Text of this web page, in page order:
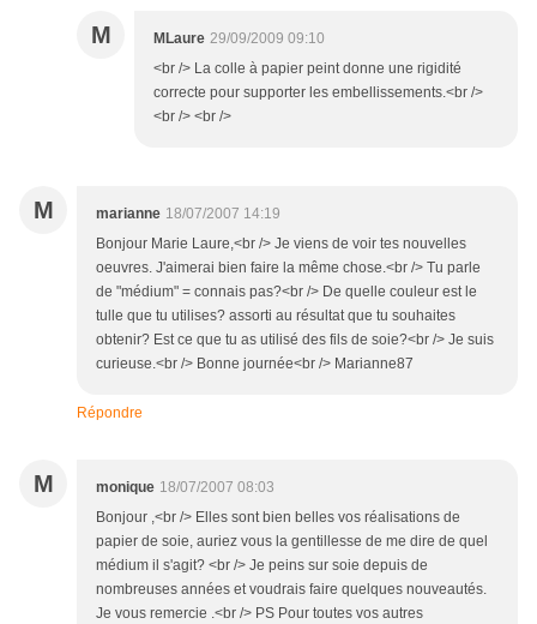
M MLaure 29/09/2009 09:10
<br /> La colle à papier peint donne une rigidité
correcte pour supporter les embellissements.<br />
<br /> <br />
M marianne 18/07/2007 14:19
Bonjour Marie Laure,<br /> Je viens de voir tes nouvelles
oeuvres. J'aimerai bien faire la même chose.<br /> Tu parle
de "médium" = connais pas?<br /> De quelle couleur est le
tulle que tu utilises? assorti au résultat que tu souhaites
obtenir? Est ce que tu as utilisé des fils de soie?<br /> Je suis
curieuse.<br /> Bonne journée<br /> Marianne87
Répondre
M monique 18/07/2007 08:03
Bonjour ,<br /> Elles sont bien belles vos réalisations de
papier de soie, auriez vous la gentillesse de me dire de quel
médium il s'agit? <br /> Je peins sur soie depuis de
nombreuses années et voudrais faire quelques nouveautés.
Je vous remercie .<br /> PS Pour toutes vos autres